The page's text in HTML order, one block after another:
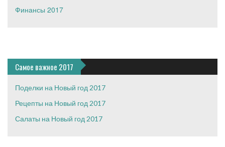
Финансы 2017
Самое важное 2017
Поделки на Новый год 2017
Рецепты на Новый год 2017
Салаты на Новый год 2017